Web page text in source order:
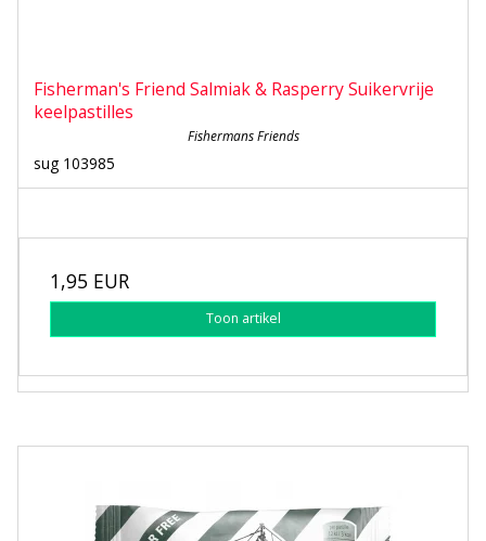
Fisherman's Friend Salmiak & Rasperry Suikervrije
keelpastilles
Fishermans Friends
sug 103985
1,95 EUR
Toon artikel